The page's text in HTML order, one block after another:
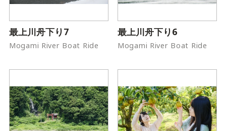
最上川舟下り7
Mogami River Boat Ride
最上川舟下り6
Mogami River Boat Ride